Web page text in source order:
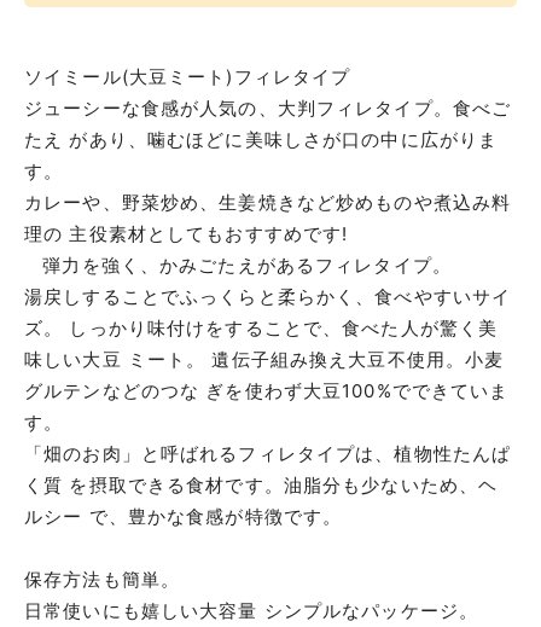
ソイミール(大豆ミート)フィレタイプ
ジューシーな食感が人気の、大判フィレタイプ。食べご
たえ があり、噛むほどに美味しさが口の中に広がりま
す。
カレーや、野菜炒め、生姜焼きなど炒めものや煮込み料
理の 主役素材としてもおすすめです!
弾力を強く、かみごたえがあるフィレタイプ。
湯戻しすることでふっくらと柔らかく、食べやすいサイ
ズ。 しっかり味付けをすることで、食べた人が驚く美
味しい大豆 ミート。 遺伝子組み換え大豆不使用。小麦
グルテンなどのつな ぎを使わず大豆100%でできていま
す。
「畑のお肉」と呼ばれるフィレタイプは、植物性たんぱ
く質 を摂取できる食材です。油脂分も少ないため、ヘ
ルシー で、豊かな食感が特徴です。
保存方法も簡単。
日常使いにも嬉しい大容量 シンプルなパッケージ。